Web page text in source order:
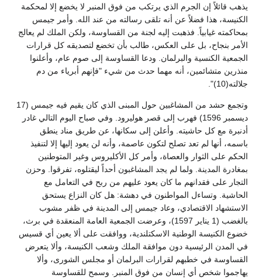
يذهب قائلاً إن الجرم الذي يرتكب من فوق المنبر لا يخضع إلا لمحكمة
الكنيسة، هذا فضلاً عن أنه تلقى رسالته من عند الله. وأمر جيمس
بمحاكمته غيابياً. فذهبت إليه لجنة من القساوسة، ولكن الملك لم يعالج
الأمر بنجاح، بل على العكس، طالب بأن تخضع لتصديقه كل قرارات
الجمعية الكنسية والبرلمان. ودعا القساوسة إلى صوم عام، وأعلنوا
منذرين متشائمين، أنه مهما حدث من شيء "فإنهم أبرياء من دم
جلالته(10)".
وتجمع حشد من المشاغبين حول المبنى الذي كان يقيم فيه جيمس (17
ديسمبر 1596) فهرب إلى قصر هوليرود. وفي صباح اليوم التالي غادر
أدنبرة مع كل حاشيته. وأعلن إلى سكانها، عن طريق مناد ينطق
باسمه، أنها لم تعد تصلح لتكون عاصمة، وأنه لن يعود إليها إلا لتنفيذ
الحكم على الثوار والعصاة، وأمر كل الأكليروس وغير المتوطنين
بمغادرة المدينة. ولما لم يجد المشاغبون أحداً ليقتلوه، تفرقوا. وحزن
التجار على فقدانهم ما كان يعود عليهم من ربح في التعامل مع
الحاشية. وتساءل المواطنون في دهشة: هل كان النزاع يستحق
الاستشهاد الاقتصادي، وعاد جيمس إلى المدينة في ظفر مشوب
بالغضب (1 يناير 1597)، وعرضت الجمعية العامة المنعقدة في برث،
خضوع الكنيسة الوطنية الاسكتلندية، ووافقت على ألا يعين أي قسيس
في المدن الرئيسية دون موافقة الملك وشعب الكنيسة، وألا يتعرض
القساوسة في خطبهم لقرارات البرلمان أو مجلس الشورى، وألا
يهاجموا شخص أي إنسان من فوق المنبر. وسمح للقساوسة